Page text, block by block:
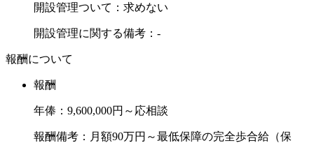
開設管理ついて：求めない
開設管理に関する備考：-
報酬について
報酬
年俸：9,600,000円～応相談
報酬備考：月額90万円～最低保障の完全歩合給（保